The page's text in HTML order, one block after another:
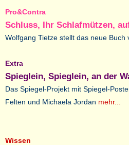
Pro&Contra
Schluss, Ihr Schlafmützen,
Wolfgang Tietze stellt das neue Buch
Extra
Spieglein, Spieglein, an der
Das Spiegel-Projekt mit Spiegel-
Felten und Michaela Jordan mehr...
Wissen